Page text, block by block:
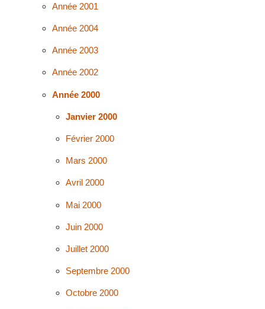
Année 2001
Année 2004
Année 2003
Année 2002
Année 2000
Janvier 2000
Février 2000
Mars 2000
Avril 2000
Mai 2000
Juin 2000
Juillet 2000
Septembre 2000
Octobre 2000